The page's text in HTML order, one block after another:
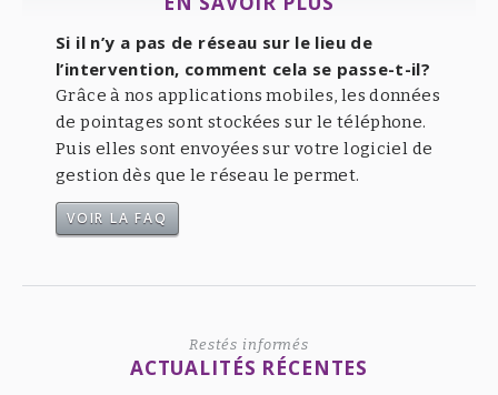
Si il n’y a pas de réseau sur le lieu de
l’intervention, comment cela se passe-t-il?
Grâce à nos applications mobiles, les données
de pointages sont stockées sur le téléphone.
Puis elles sont envoyées sur votre logiciel de
gestion dès que le réseau le permet.
VOIR LA FAQ
Restés informés
ACTUALITÉS RÉCENTES